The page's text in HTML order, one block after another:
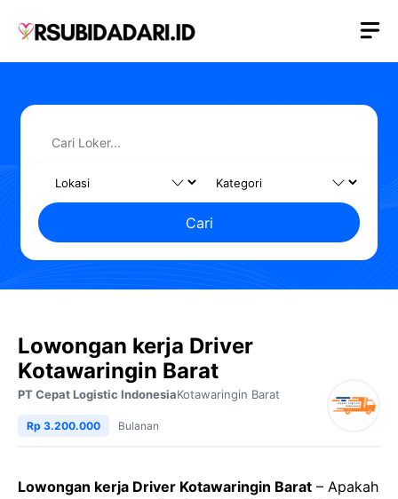
Cari
Lowongan kerja Driver
Kotawaringin Barat
PT Cepat Logistic IndonesiaKotawaringin Barat
Rp 3.200.000 Bulanan
Lowongan kerja Driver Kotawaringin Barat – Apakah